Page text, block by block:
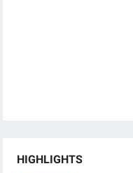
HIGHLIGHTS